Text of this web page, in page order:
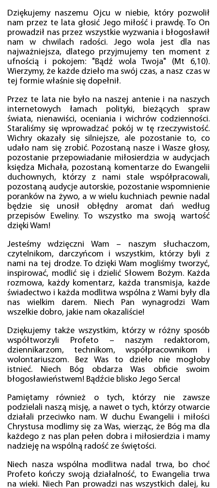
Dziękujemy naszemu Ojcu w niebie, który pozwolił
nam przez te lata głosić Jego miłość i prawdę. To On
prowadził nas przez wszystkie wyzwania i błogosławił
nam w chwilach radości. Jego wola jest dla nas
najważniejsza, dlatego przyjmujemy ten moment z
ufnością i pokojem: "Bądź wola Twoja" (Mt 6,10).
Wierzymy, że każde dzieło ma swój czas, a nasz czas w
tej formie właśnie się dopełnił.
Przez te lata nie było na naszej antenie i na naszych
internetowych łamach polityki, bieżących spraw
świata, nienawiści, oceniania i wichrów codzienności.
Staraliśmy się wprowadzać pokój w tę rzeczywistość.
Wichry okazały się silniejsze, ale pozostanie to, co
udało nam się zrobić. Pozostaną nasze i Wasze głosy,
pozostanie przepowiadanie miłosierdzia w audycjach
księdza Michała, pozostaną komentarze do Ewangelii
duchownych, którzy z nami stale współpracowali,
pozostaną audycje autorskie, pozostanie wspomnienie
poranków na żywo, a w wielu kuchniach pewnie nadal
będzie się unosił obłędny aromat dań według
przepisów Eweliny. To wszystko ma swoją wartość
dzięki Wam!
Jesteśmy wdzięczni Wam – naszym słuchaczom,
czytelnikom, darczyńcom i wszystkim, którzy byli z
nami na tej drodze. To dzięki Wam mogliśmy tworzyć,
inspirować, modlić się i dzielić Słowem Bożym. Każda
rozmowa, każdy komentarz, każda transmisja, każde
świadectwo i każda modlitwa wspólna z Wami były dla
nas wielkim darem. Niech Pan wynagrodzi Wam
wszelkie dobro, jakie nam okazaliście!
Dziękujemy także wszystkim, którzy w różny sposób
współtworzyli Profeto – naszym redaktorom,
dziennikarzom, technikom, współpracownikom i
wolontariuszom. Bez Was to dzieło nie mogłoby
istnieć. Niech Bóg obdarza Was obficie swoim
błogosławieństwem! Bądźcie blisko Jego Serca!
Pamiętamy również o tych, którzy nie zawsze
podzielali naszą misję, a nawet o tych, którzy otwarcie
działali przeciwko nam. W duchu Ewangelii i miłości
Chrystusa modlimy się za Was, wierząc, że Bóg ma dla
każdego z nas plan pełen dobra i miłosierdzia i mamy
nadzieję na wspólną radość ze świętości.
Niech nasza wspólna modlitwa nadal trwa, bo choć
Profeto kończy swoją działalność, to Ewangelia trwa
na wieki. Niech Pan prowadzi nas wszystkich dalej, ku